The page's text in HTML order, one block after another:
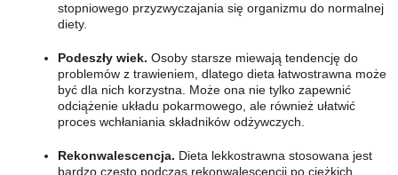
stopniowego przyzwyczajania się organizmu do normalnej
diety.
Podeszły wiek. Osoby starsze miewają tendencję do
problemów z trawieniem, dlatego dieta łatwostrawna może
być dla nich korzystna. Może ona nie tylko zapewnić
odciążenie układu pokarmowego, ale również ułatwić
proces wchłaniania składników odżywczych.
Rekonwalescencja. Dieta lekkostrawna stosowana jest
bardzo często podczas rekonwalescencji po ciężkich